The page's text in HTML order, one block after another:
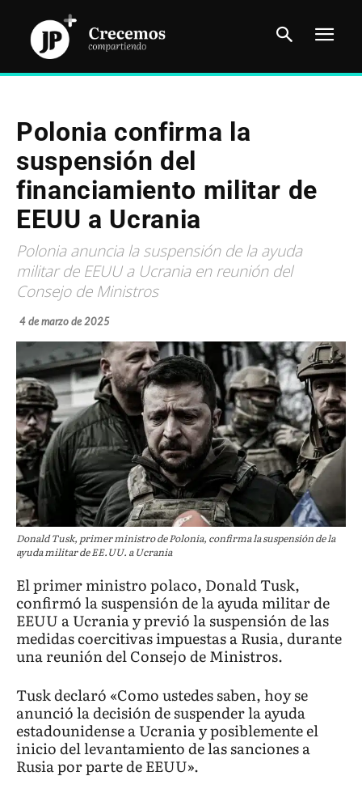
Polonia confirma la
suspensión del
financiamiento militar de
EEUU a Ucrania
Polonia anuncia la suspensión de la ayuda
militar de EEUU a Ucrania en reunión del
Consejo de Ministros
4 de marzo de 2025
Donald Tusk, primer ministro de Polonia, confirma la suspensión de la
ayuda militar de EE.UU. a Ucrania
El primer ministro polaco, Donald Tusk,
confirmó la suspensión de la ayuda militar de
EEUU a Ucrania y previó la suspensión de las
medidas coercitivas impuestas a Rusia, durante
una reunión del Consejo de Ministros.
Tusk declaró «Como ustedes saben, hoy se
anunció la decisión de suspender la ayuda
estadounidense a Ucrania y posiblemente el
inicio del levantamiento de las sanciones a
Rusia por parte de EEUU».